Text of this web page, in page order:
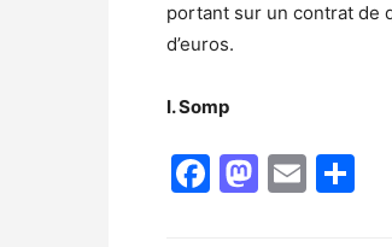
portant sur un contrat de
d’euros.
I. Somp
Facebook
Email